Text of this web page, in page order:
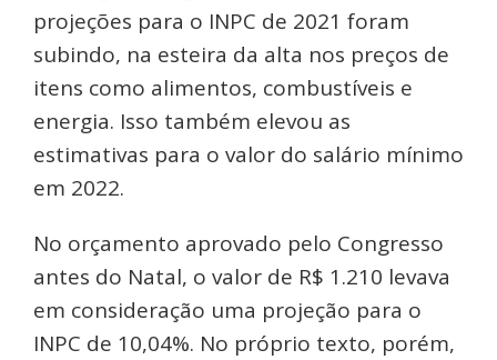
projeções para o INPC de 2021 foram
subindo, na esteira da alta nos preços de
itens como alimentos, combustíveis e
energia. Isso também elevou as
estimativas para o valor do salário mínimo
em 2022.
No orçamento aprovado pelo Congresso
antes do Natal, o valor de R$ 1.210 levava
em consideração uma projeção para o
INPC de 10,04%. No próprio texto, porém,